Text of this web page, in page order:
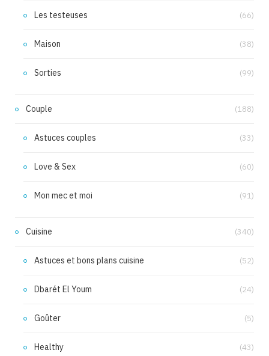
Les testeuses (66)
Maison (38)
Sorties (99)
Couple (188)
Astuces couples (33)
Love & Sex (60)
Mon mec et moi (91)
Cuisine (340)
Astuces et bons plans cuisine (52)
Dbarét El Youm (24)
Goûter (5)
Healthy (43)